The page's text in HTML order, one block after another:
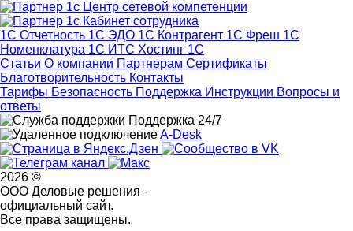
1С Отчетность 1С ЭДО 1С Контрагент 1С Фреш 1С
Номенклатура 1С ИТС Хостинг 1С
Статьи О компании Партнерам Сертификаты
Благотворительность Контакты
Тарифы Безопасность Поддержка Инструкции Вопросы и
ответы
Поддержка 24/7
A-Desk
2026 ©
ООО Деловые решения -
официальный сайт.
Все права защищены.